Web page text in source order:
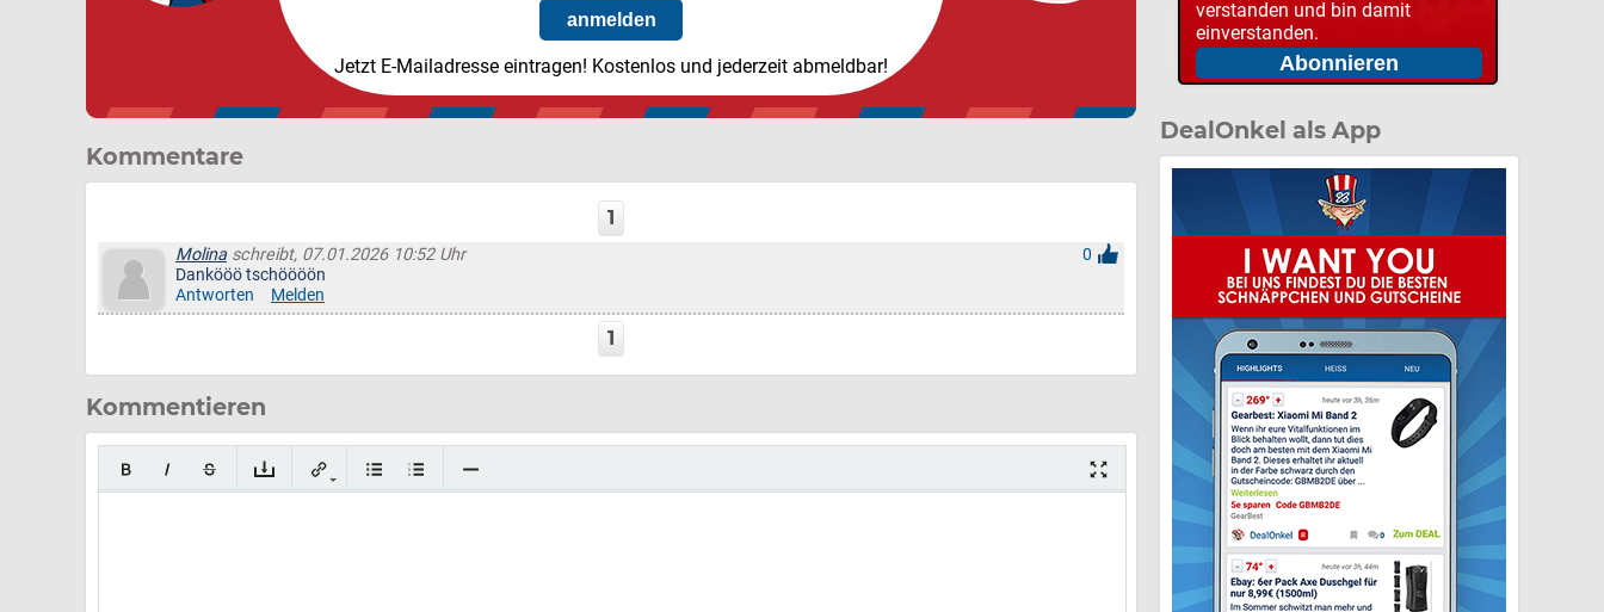
Jetzt E-Mailadresse eintragen! Kostenlos und jederzeit abmeldbar!
Kommentare
1
Molina schreibt, 07.01.2026 10:52 Uhr
0
Dankööö tschöööön
Antworten
Melden
1
Kommentieren
verstanden und bin damit
einverstanden.
DealOnkel als App